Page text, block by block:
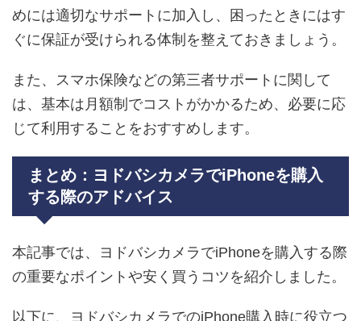
めには適切なサポートに加入し、困ったときにはす
ぐに保証が受けられる体制を整えておきましょう。
また、スマホ保険などの第三者サポートに関して
は、基本は月額制でコストがかかるため、必要に応
じて利用することをおすすめします。
まとめ：ヨドバシカメラでiPhoneを購入
する際のアドバイス
本記事では、ヨドバシカメラでiPhoneを購入する際
の重要なポイントや安く買うコツを紹介しました。
以下に、ヨドバシカメラでのiPhone購入時に役立つ